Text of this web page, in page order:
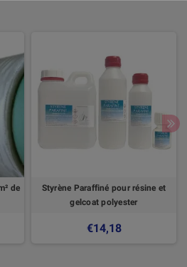
de
Styrène Paraffiné pour résine et
gelcoat polyester
€14,18